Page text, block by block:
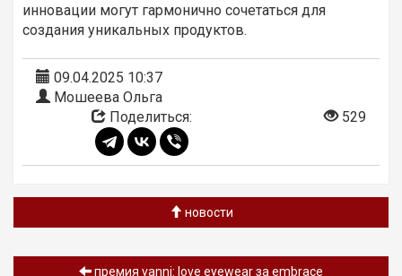
инновации могут гармонично сочетаться для
создания уникальных продуктов.
09.04.2025 10:37
Мошеева Ольга
Поделиться:
529
новости
премия vanni: love eyewear за embrace